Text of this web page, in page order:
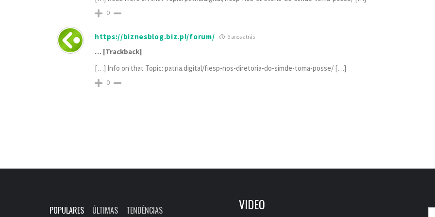
0
https://biznesblog.biz.pl/forum/ 6 anos atrás
… [Trackback]
[…] Info on that Topic: patria.digital/fiesp-nos-diretoria-do-simde-toma-posse/ […]
0
POPULARES ÚLTIMAS TENDÊNCIAS VIDEO